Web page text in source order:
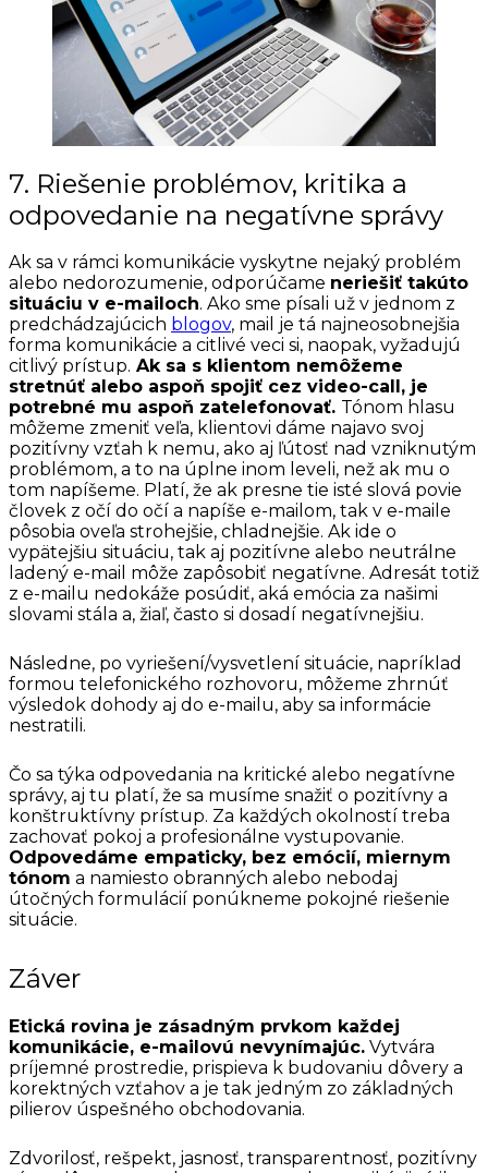
7. Riešenie problémov, kritika a
odpovedanie na negatívne správy
Ak sa v rámci komunikácie vyskytne nejaký problém
alebo nedorozumenie, odporúčame neriešiť takúto
situáciu v e-mailoch. Ako sme písali už v jednom z
predchádzajúcich blogov, mail je tá najneosobnejšia
forma komunikácie a citlivé veci si, naopak, vyžadujú
citlivý prístup. Ak sa s klientom nemôžeme
stretnúť alebo aspoň spojiť cez video-call, je
potrebné mu aspoň zatelefonovať. Tónom hlasu
môžeme zmeniť veľa, klientovi dáme najavo svoj
pozitívny vzťah k nemu, ako aj ľútosť nad vzniknutým
problémom, a to na úplne inom leveli, než ak mu o
tom napíšeme. Platí, že ak presne tie isté slová povie
človek z očí do očí a napíše e-mailom, tak v e-maile
pôsobia oveľa strohejšie, chladnejšie. Ak ide o
vypätejšiu situáciu, tak aj pozitívne alebo neutrálne
ladený e-mail môže zapôsobiť negatívne. Adresát totiž
z e-mailu nedokáže posúdiť, aká emócia za našimi
slovami stála a, žiaľ, často si dosadí negatívnejšiu.
Následne, po vyriešení/vysvetlení situácie, napríklad
formou telefonického rozhovoru, môžeme zhrnúť
výsledok dohody aj do e-mailu, aby sa informácie
nestratili.
Čo sa týka odpovedania na kritické alebo negatívne
správy, aj tu platí, že sa musíme snažiť o pozitívny a
konštruktívny prístup. Za každých okolností treba
zachovať pokoj a profesionálne vystupovanie.
Odpovedáme empaticky, bez emócií, miernym
tónom a namiesto obranných alebo nebodaj
útočných formulácií ponúkneme pokojné riešenie
situácie.
Záver
Etická rovina je zásadným prvkom každej
komunikácie, e-mailovú nevynímajúc. Vytvára
príjemné prostredie, prispieva k budovaniu dôvery a
korektných vzťahov a je tak jedným zo základných
pilierov úspešného obchodovania.
Zdvorilosť, rešpekt, jasnosť, transparentnosť, pozitívny